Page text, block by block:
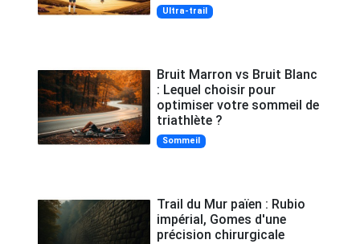
Ultra-trail
Bruit Marron vs Bruit Blanc
: Lequel choisir pour
optimiser votre sommeil de
triathlète ?
Sommeil
Trail du Mur païen : Rubio
impérial, Gomes d'une
précision chirurgicale